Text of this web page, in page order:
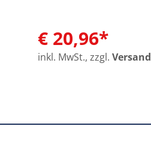
€ 20,96*
inkl. MwSt., zzgl. Versand